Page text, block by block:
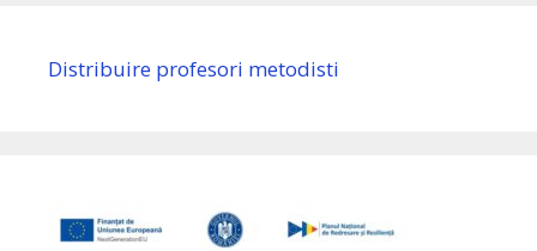
Distribuire profesori metodisti